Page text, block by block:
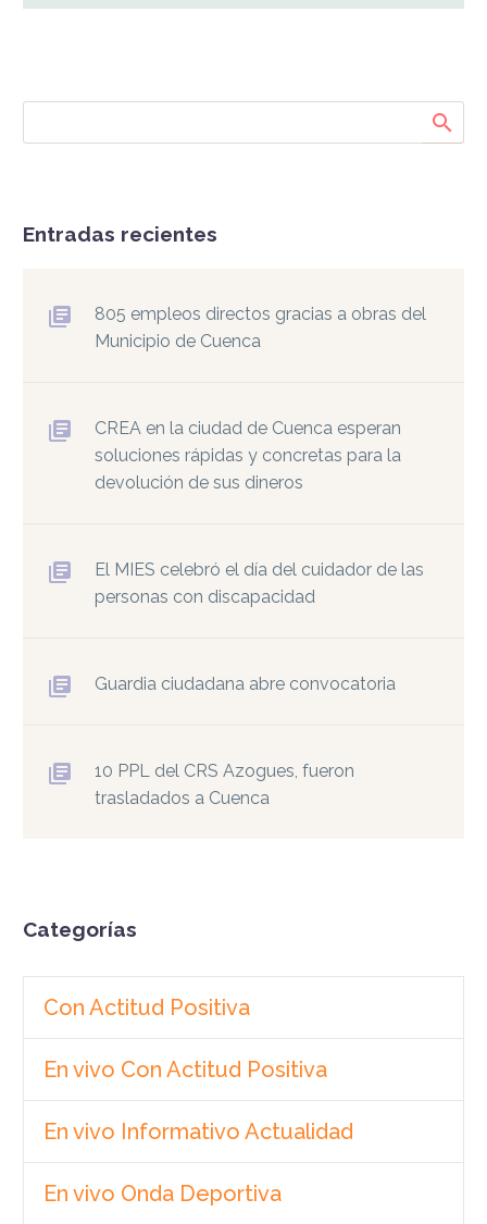
Entradas recientes
805 empleos directos gracias a obras del
Municipio de Cuenca
CREA en la ciudad de Cuenca esperan
soluciones rápidas y concretas para la
devolución de sus dineros
El MIES celebró el día del cuidador de las
personas con discapacidad
Guardia ciudadana abre convocatoria
10 PPL del CRS Azogues, fueron
trasladados a Cuenca
Categorías
Con Actitud Positiva
En vivo Con Actitud Positiva
En vivo Informativo Actualidad
En vivo Onda Deportiva